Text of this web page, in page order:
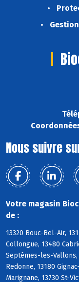
Nous suivre
Votre magasin
de :
13320 Bouc-Bel-Air,
Collongue, 13480
Septèmes-les-Vallons,
Redonne, 13180
Marignane, 13730 St-